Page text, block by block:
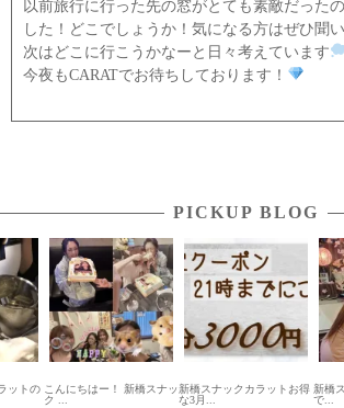
以前旅行に行った先の窓がとても素敵だった
した！どこでしょうか！気になる方はぜひ聞
次はどこに行こうかなーと日々考えています
今夜もCARATでお待ちしております！
PICKUP BLOG
ットの こんにちはー！ 新橋スナッ
ク ...
新橋スナックカラットお得
な3月...
新橋
で...